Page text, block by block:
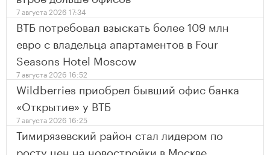
7 августа 2026 17:34
ВТБ потребовал взыскать более 109 млн
евро с владельца апартаментов в Four
Seasons Hotel Moscow
7 августа 2026 16:52
Wildberries приобрел бывший офис банка
«Открытие» у ВТБ
7 августа 2026 16:25
Тимирязевский район стал лидером по
росту цен на новостройки в Москве